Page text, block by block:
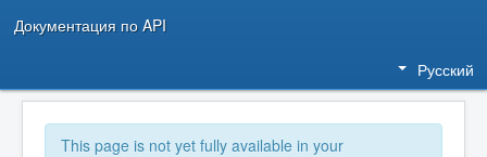
Документация по API
Русский
This page is not yet fully available in your